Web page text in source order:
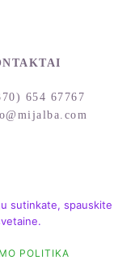
654 67767
POLITIKA